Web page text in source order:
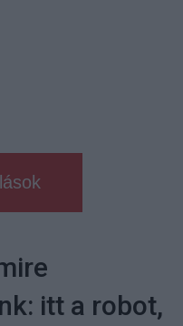
itt a robot,